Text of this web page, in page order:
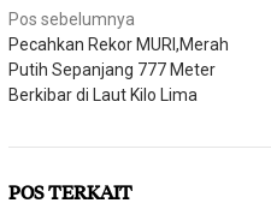
Navigasi
pos
Pos sebelumnya
Pecahkan Rekor MURI,Merah
Putih Sepanjang 777 Meter
Berkibar di Laut Kilo Lima
POS TERKAIT